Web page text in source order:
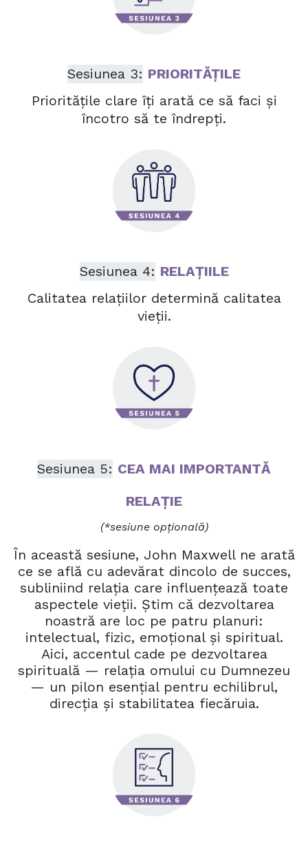
Sesiunea 3: PRIORITĂȚILE
Prioritățile clare îți arată ce să faci și
încotro să te îndrepți.
Sesiunea 4: RELAȚIILE
Calitatea relațiilor determină calitatea
vieții.
Sesiunea 5: CEA MAI IMPORTANTĂ
RELAȚIE
(*sesiune opțională)
În această sesiune, John Maxwell ne arată
ce se află cu adevărat dincolo de succes,
subliniind relația care influențează toate
aspectele vieții. Știm că dezvoltarea
noastră are loc pe patru planuri:
intelectual, fizic, emoțional și spiritual.
Aici, accentul cade pe dezvoltarea
spirituală — relația omului cu Dumnezeu
— un pilon esențial pentru echilibrul,
direcția și stabilitatea fiecăruia.